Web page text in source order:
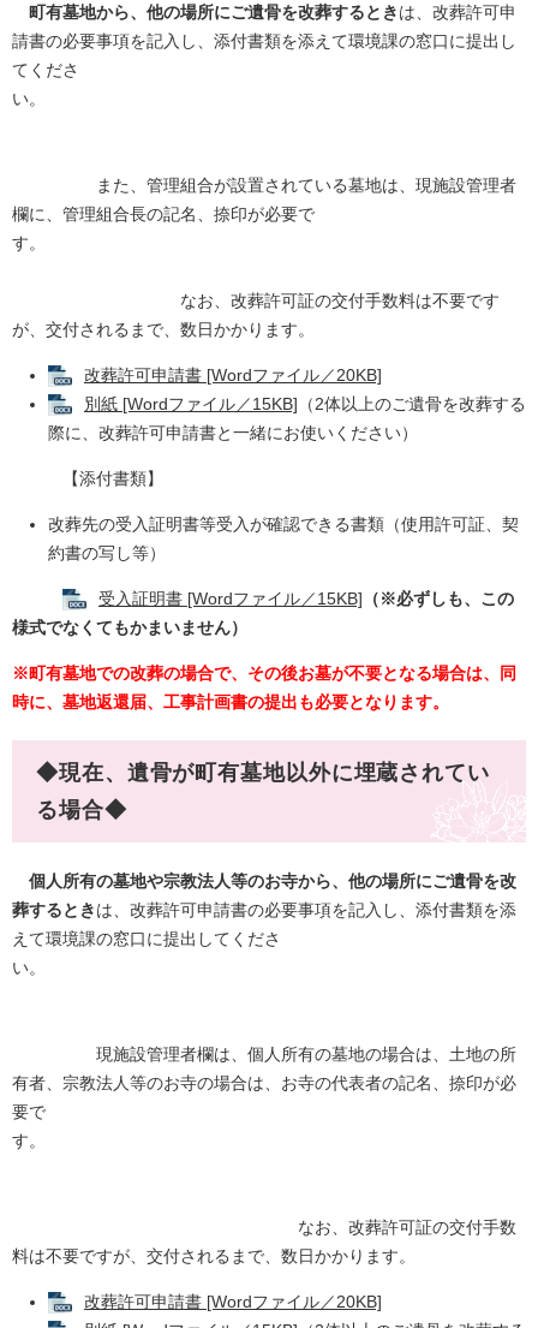
町有墓地から、他の場所にご遺骨を改葬するときは、改葬許可申
請書の必要事項を記入し、添付書類を添えて環境課の窓口に提出し
てくださ
い。
また、管理組合が設置されている墓地は、現施設管理者
欄に、管理組合長の記名、捺印が必要で
す。
なお、改葬許可証の交付手数料は不要です
が、交付されるまで、数日かかります。
改葬許可申請書 [Wordファイル／20KB]
別紙 [Wordファイル／15KB] （2体以上のご遺骨を改葬する
際に、改葬許可申請書と一緒にお使いください）
【添付書類】
改葬先の受入証明書等受入が確認できる書類（使用許可証、契
約書の写し等）
受入証明書 [Wordファイル／15KB] （※必ずしも、この
様式でなくてもかまいません）
※町有墓地での改葬の場合で、その後お墓が不要となる場合は、同
時に、墓地返還届、工事計画書の提出も必要となります。
◆現在、遺骨が町有墓地以外に埋蔵されてい
る場合◆
個人所有の墓地や宗教法人等のお寺から、他の場所にご遺骨を改
葬するときは、改葬許可申請書の必要事項を記入し、添付書類を添
えて環境課の窓口に提出してくださ
い。
現施設管理者欄は、個人所有の墓地の場合は、土地の所
有者、宗教法人等のお寺の場合は、お寺の代表者の記名、捺印が必
要で
す。
なお、改葬許可証の交付手数
料は不要ですが、交付されるまで、数日かかります。
改葬許可申請書 [Wordファイル／20KB]